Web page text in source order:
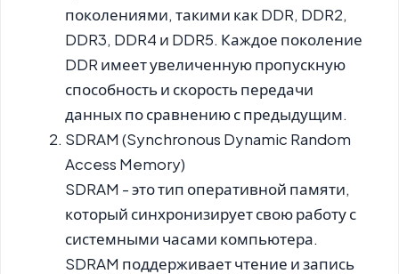
поколениями, такими как DDR, DDR2,
DDR3, DDR4 и DDR5. Каждое поколение
DDR имеет увеличенную пропускную
способность и скорость передачи
данных по сравнению с предыдущим.
SDRAM (Synchronous Dynamic Random
Access Memory)
SDRAM - это тип оперативной памяти,
который синхронизирует свою работу с
системными часами компьютера.
SDRAM поддерживает чтение и запись